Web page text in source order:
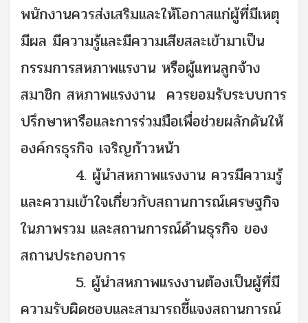
พนักงานควรส่งเสริมและให้โอกาสแก่ผู้ที่มีเหตุ
มีผล มีความรู้และมีความเสียสละเข้ามาเป็น
กรรมการสหภาพแรงาน หรือผู้แทนลูกจ้าง
สมาชิก สหภาพแรงงาน ควรยอมรับระบบการ
ปรึกษาหารือและการร่วมมือเพื่อช่วยผลักดันให้
องค์กรธุรกิจ เจริญก้าวหน้า
4. ผู้นำสหภาพแรงงาน ควรมีความรู้
และความเข้าใจเกี่ยวกับสถานการณ์เศรษฐกิจ
ในภาพรวม และสถานการณ์ด้านธุรกิจ ของ
สถานประกอบการ
5. ผู้นำสหภาพแรงงานต้องเป็นผู้ที่มี
ความรับผิดชอบและสามารถชี้แจงสถานการณ์